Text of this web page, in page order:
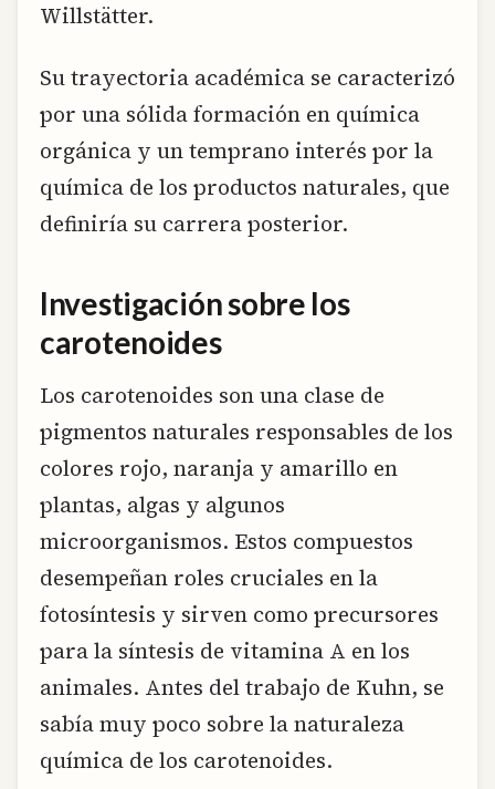
Willstätter.
Su trayectoria académica se caracterizó
por una sólida formación en química
orgánica y un temprano interés por la
química de los productos naturales, que
definiría su carrera posterior.
Investigación sobre los
carotenoides
Los carotenoides son una clase de
pigmentos naturales responsables de los
colores rojo, naranja y amarillo en
plantas, algas y algunos
microorganismos. Estos compuestos
desempeñan roles cruciales en la
fotosíntesis y sirven como precursores
para la síntesis de vitamina A en los
animales. Antes del trabajo de Kuhn, se
sabía muy poco sobre la naturaleza
química de los carotenoides.